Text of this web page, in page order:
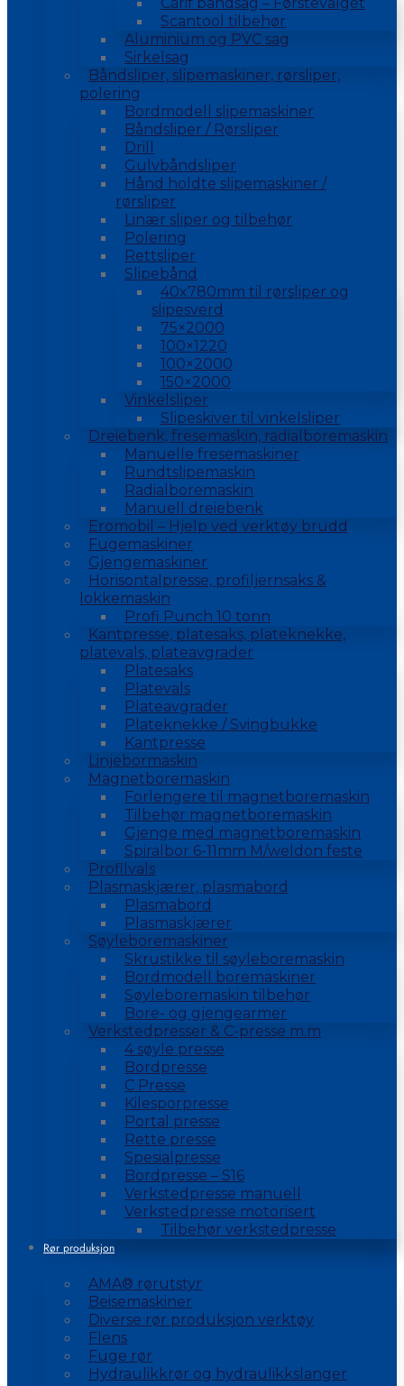
Scantool tilbehør
Aluminium og PVC sag
Sirkelsag
Båndsliper, slipemaskiner, rørsliper,
polering
Bordmodell slipemaskiner
Båndsliper / Rørsliper
Drill
Gulvbåndsliper
Hånd holdte slipemaskiner /
rørsliper
Linær sliper og tilbehør
Polering
Rettsliper
Slipebånd
40x780mm til rørsliper og
slipesverd
75×2000
100×1220
100×2000
150×2000
Vinkelsliper
Slipeskiver til vinkelsliper
Dreiebenk, fresemaskin, radialboremaskin
Manuelle fresemaskiner
Rundtslipemaskin
Radialboremaskin
Manuell dreiebenk
Eromobil – Hjelp ved verktøy brudd
Fugemaskiner
Gjengemaskiner
Horisontalpresse, profiljernsaks &
lokkemaskin
Profi Punch 10 tonn
Kantpresse, platesaks, plateknekke,
platevals, plateavgrader
Platesaks
Platevals
Plateavgrader
Plateknekke / Svingbukke
Kantpresse
Linjebormaskin
Magnetboremaskin
Forlengere til magnetboremaskin
Tilbehør magnetboremaskin
Gjenge med magnetboremaskin
Spiralbor 6-11mm M/weldon feste
Profilvals
Plasmaskjærer, plasmabord
Plasmabord
Plasmaskjærer
Søyleboremaskiner
Skrustikke til søyleboremaskin
Bordmodell boremaskiner
Søyleboremaskin tilbehør
Bore- og gjengearmer
Verkstedpresser & C-presse m.m
4 søyle presse
Bordpresse
C Presse
Kilesporpresse
Portal presse
Rette presse
Spesialpresse
Bordpresse – S16
Verkstedpresse manuell
Verkstedpresse motorisert
Tilbehør verkstedpresse
Rør produksjon
AMA® rørutstyr
Beisemaskiner
Diverse rør produksjon verktøy
Flens
Fuge rør
Hydraulikkrør og hydraulikkslanger